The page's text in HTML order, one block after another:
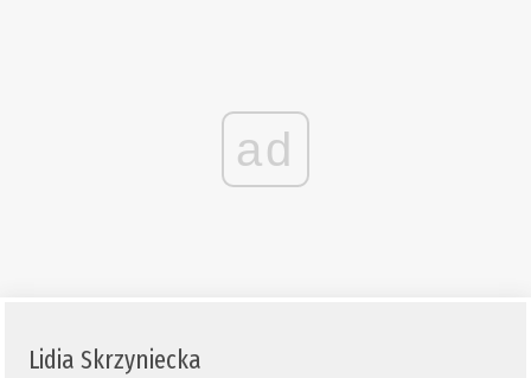
ad
Lidia Skrzyniecka